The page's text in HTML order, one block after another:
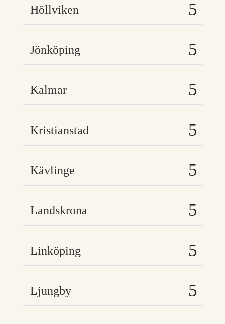
Höllviken
Jönköping
Kalmar
Kristianstad
Kävlinge
Landskrona
Linköping
Ljungby